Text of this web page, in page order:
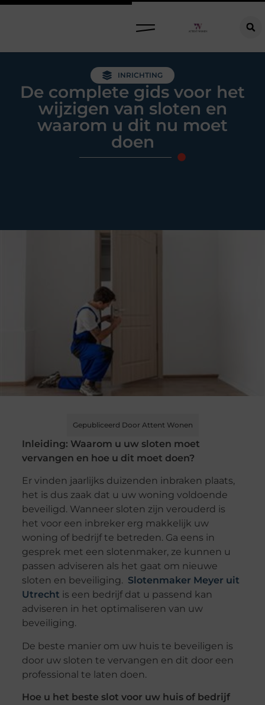
INRICHTING
De complete gids voor het
wijzigen van sloten en
waarom u dit nu moet
doen
Gepubliceerd Door Attent Wonen
Inleiding: Waarom u uw sloten moet
vervangen en hoe u dit moet doen?
Er vinden jaarlijks duizenden inbraken plaats,
het is dus zaak dat u uw woning voldoende
beveiligd. Wanneer sloten zijn verouderd is
het voor een inbreker erg makkelijk uw
woning of bedrijf te betreden. Ga eens in
gesprek met een slotenmaker, ze kunnen u
passen adviseren als het gaat om nieuwe
sloten en beveiliging. Slotenmaker Meyer uit
Utrecht is een bedrijf dat u passend kan
adviseren in het optimaliseren van uw
beveiliging.
De beste manier om uw huis te beveiligen is
door uw sloten te vervangen en dit door een
professional te laten doen.
Hoe u het beste slot voor uw huis of bedrijf